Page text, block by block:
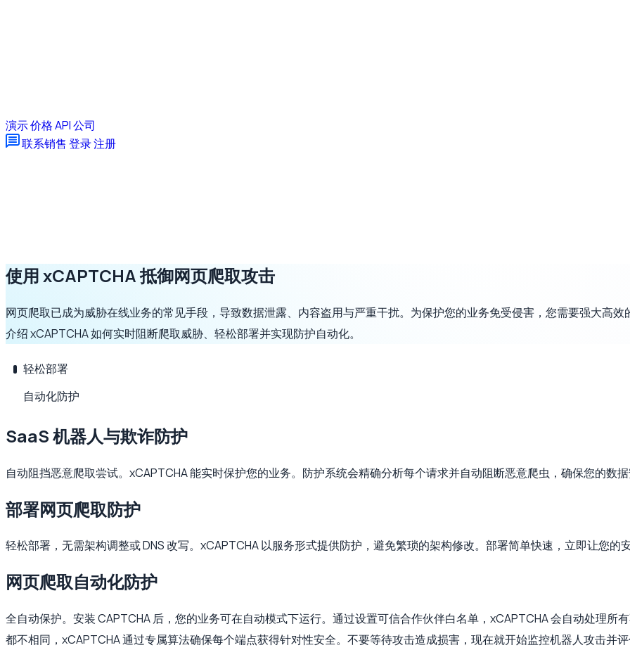
演示价格API公司
联系销售 登录注册
使用 xCAPTCHA 抵御网页爬取攻击
网页爬取已成为威胁在线业务的常见手段，导致数据泄露、内容盗用与严重干扰。为保护您的业务免受侵害，您需要强大高
介绍 xCAPTCHA 如何实时阻断爬取威胁、轻松部署并实现防护自动化。
轻松部署
自动化防护
SaaS 机器人与欺诈防护
自动阻挡恶意爬取尝试。xCAPTCHA 能实时保护您的业务。防护系统会精确分析每个请求并自动阻断恶意爬虫，确保您的数据
部署网页爬取防护
轻松部署，无需架构调整或 DNS 改写。xCAPTCHA 以服务形式提供防护，避免繁琐的架构修改。部署简单快速，立即让您的安
网页爬取自动化防护
全自动保护。安装 CAPTCHA 后，您的业务可在自动模式下运行。通过设置可信合作伙伴白名单，xCAPTCHA 会自动处理所
都不相同，xCAPTCHA 通过专属算法确保每个端点获得针对性安全。不要等待攻击造成损害，现在就开始监控机器人攻击并评